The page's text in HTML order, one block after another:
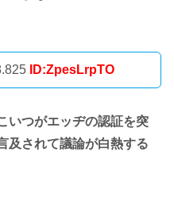
ID:ZpesLrpTO
いつがエッヂの認証を突
及されて議論が白熱する